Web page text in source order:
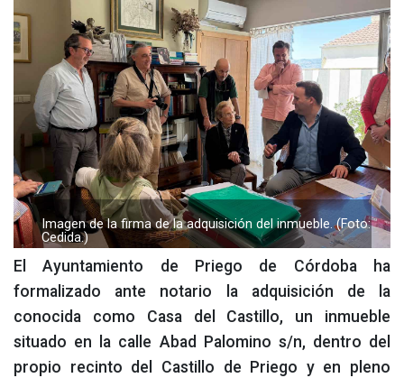
Imagen de la firma de la adquisición del inmueble. (Foto:
Cedida.)
El Ayuntamiento de Priego de Córdoba ha
formalizado ante notario la adquisición de la
conocida como Casa del Castillo, un inmueble
situado en la calle Abad Palomino s/n, dentro del
propio recinto del Castillo de Priego y en pleno